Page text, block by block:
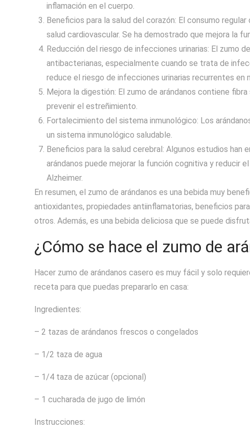
inflamación en el cuerpo.
Beneficios para la salud del corazón: El consumo
salud cardiovascular. Se ha demostrado que mejora la
Reducción del riesgo de infecciones urinarias: El zumo
antibacterianas, especialmente cuando se trata de
reduce el riesgo de infecciones urinarias recurrentes en
Mejora la digestión: El zumo de arándanos contiene
prevenir el estreñimiento.
Fortalecimiento del sistema inmunológico: Los
un sistema inmunológico saludable.
Beneficios para la salud cerebral: Algunos estudios han
arándanos puede mejorar la función cognitiva y reducir
Alzheimer.
En resumen, el zumo de arándanos es una bebida muy
antioxidantes, propiedades antiinflamatorias, beneficios
otros. Además, es una bebida deliciosa que se puede
¿Cómo se hace el zumo de
Hacer zumo de arándanos casero es muy fácil y solo
receta para que puedas prepararlo en casa:
Ingredientes:
– 2 tazas de arándanos frescos o congelados
– 1/2 taza de agua
– 1/4 taza de azúcar (opcional)
– 1 cucharada de jugo de limón
Instrucciones: